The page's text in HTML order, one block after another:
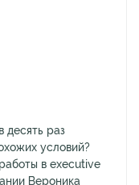
десять раз
условий?
в executive
Вероника